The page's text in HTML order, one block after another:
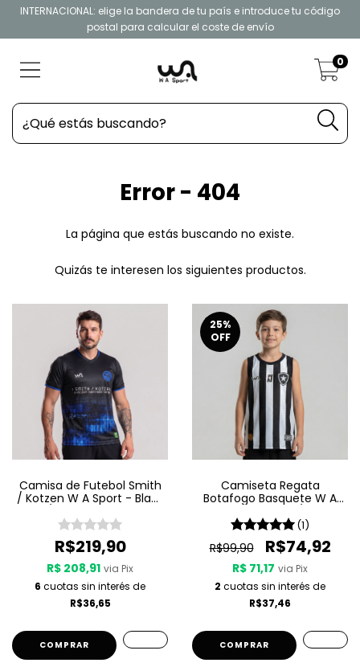
INTERNACIONAL: elige la bandera de tu país e introduce tu código
postal para calcular el coste de envío
0
Error - 404
La página que estás buscando no existe.
Quizás te interesen los siguientes productos.
Camisa de Futebol Smith
/ Kotzen W A Sport - Black
R$219,90
R$ 208,91 via Pix
6 cuotas sin interés de
R$36,65
COMPRAR
25%
OFF
Camiseta Regata
Botafogo Basquete W A
Listrada (1)
R$99,90 R$74,92
R$ 71,17 via Pix
2 cuotas sin interés de
R$37,46
COMPRAR